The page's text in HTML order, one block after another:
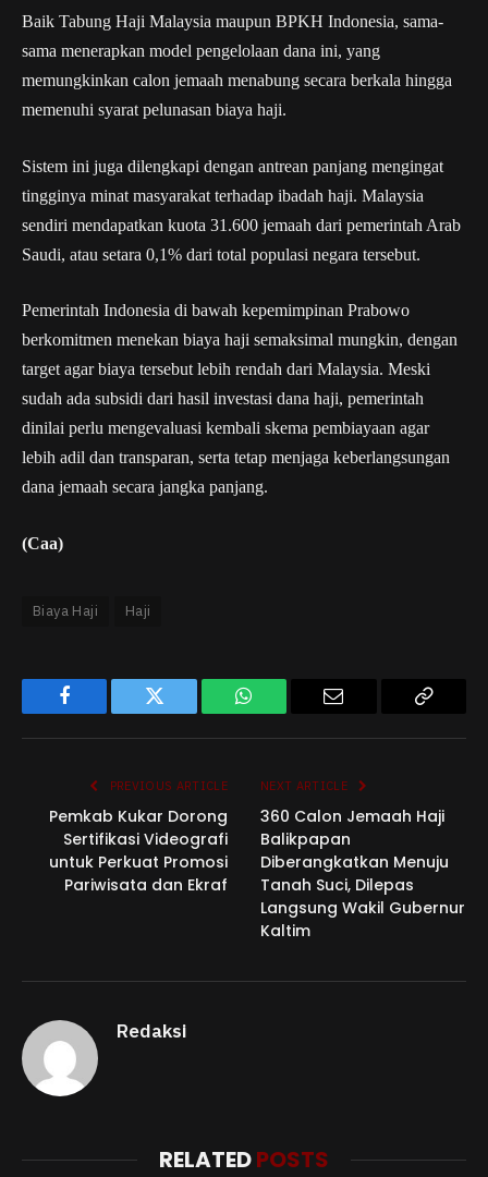
Baik Tabung Haji Malaysia maupun BPKH Indonesia, sama-
sama menerapkan model pengelolaan dana ini, yang
memungkinkan calon jemaah menabung secara berkala hingga
memenuhi syarat pelunasan biaya haji.
Sistem ini juga dilengkapi dengan antrean panjang mengingat
tingginya minat masyarakat terhadap ibadah haji. Malaysia
sendiri mendapatkan kuota 31.600 jemaah dari pemerintah Arab
Saudi, atau setara 0,1% dari total populasi negara tersebut.
Pemerintah Indonesia di bawah kepemimpinan Prabowo
berkomitmen menekan biaya haji semaksimal mungkin, dengan
target agar biaya tersebut lebih rendah dari Malaysia. Meski
sudah ada subsidi dari hasil investasi dana haji, pemerintah
dinilai perlu mengevaluasi kembali skema pembiayaan agar
lebih adil dan transparan, serta tetap menjaga keberlangsungan
dana jemaah secara jangka panjang.
(Caa)
Biaya Haji Haji
Facebook Twitter WhatsApp Email
Copy
PREVIOUS ARTICLE
Pemkab Kukar Dorong
Sertifikasi Videografi
untuk Perkuat Promosi
Pariwisata dan Ekraf
NEXT ARTICLE
360 Calon Jemaah Haji
Balikpapan
Diberangkatkan Menuju
Tanah Suci, Dilepas
Langsung Wakil Gubernur
Kaltim
Redaksi
RELATEDPOSTS